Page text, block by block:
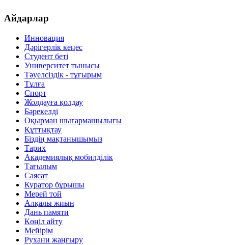
Айдарлар
Инновация
Дәрігерлік кеңес
Студент беті
Университет тынысы
Тәуелсіздік - тұғырым
Тұлға
Спорт
Жолдауға қолдау
Бәрекелді
Оқырман шығармашылығы
Құттықтау
Біздің мақтанышымыз
Тарих
Академиялық мобилділік
Тағылым
Саясат
Куратор бұрышы
Мерей той
Алқалы жиын
Дань памяти
Көңіл айту
Мейірім
Рухани жаңғыру